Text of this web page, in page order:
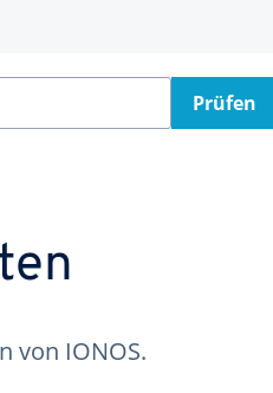
Prüfen
von IONOS.